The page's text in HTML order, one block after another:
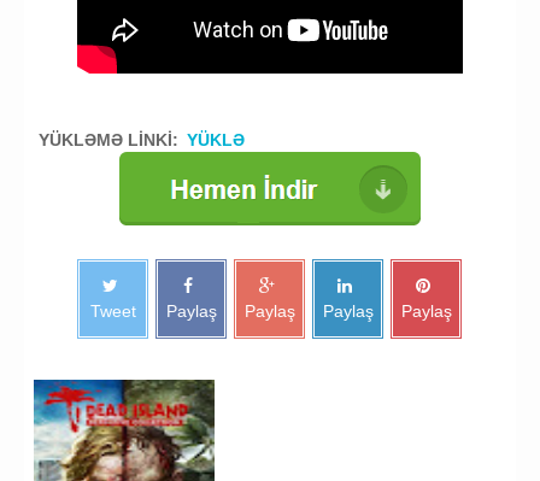
YÜKLƏMƏ LİNKİ: YÜKLƏ
Tweet Paylaş Paylaş Paylaş Paylaş